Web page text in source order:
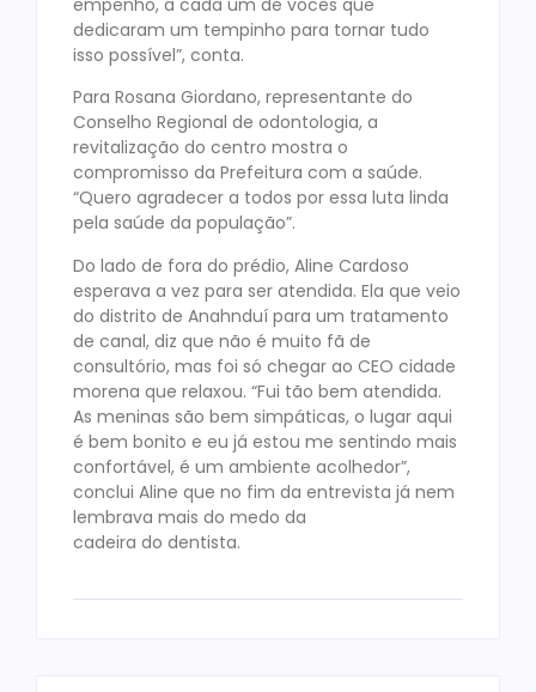
dedicaram um tempinho para tornar tudo
isso possível”, conta.
Para Rosana Giordano, representante do
Conselho Regional de odontologia, a
revitalização do centro mostra o
compromisso da Prefeitura com a saúde.
“Quero agradecer a todos por essa luta linda
pela saúde da população”.
Do lado de fora do prédio, Aline Cardoso
esperava a vez para ser atendida. Ela que veio
do distrito de Anahnduí para um tratamento
de canal, diz que não é muito fã de
consultório, mas foi só chegar ao CEO cidade
morena que relaxou. “Fui tão bem atendida.
As meninas são bem simpáticas, o lugar aqui
é bem bonito e eu já estou me sentindo mais
confortável, é um ambiente acolhedor”,
conclui Aline que no fim da entrevista já nem
lembrava mais do medo da
cadeira do dentista.